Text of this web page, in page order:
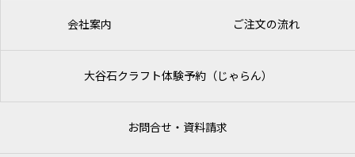
会社案内 ご注文の流れ
大谷石クラフト体験予約（じゃらん）
お問合せ・資料請求